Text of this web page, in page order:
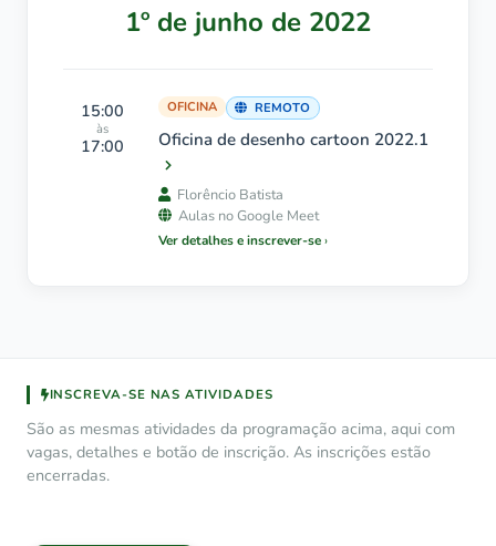
1º de junho de 2022
15:00
às
17:00
OFICINA REMOTO
Oficina de desenho cartoon 2022.1
Florêncio Batista
Aulas no Google Meet
Ver detalhes e inscrever-se
INSCREVA-SE NAS ATIVIDADES
São as mesmas atividades da programação acima, aqui com
vagas, detalhes e botão de inscrição. As inscrições estão
encerradas.